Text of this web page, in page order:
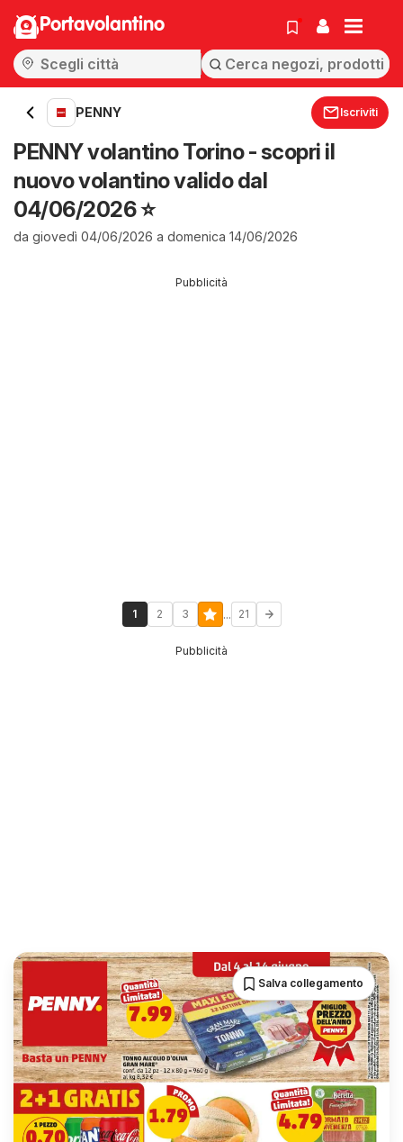
Portavolantino
PENNY Iscriviti
PENNY volantino Torino - scopri il
nuovo volantino valido dal
04/06/2026 ⭐️
da giovedì 04/06/2026 a domenica 14/06/2026
Pubblicità
1 2 3 ... 21
Pubblicità
Salva collegamento